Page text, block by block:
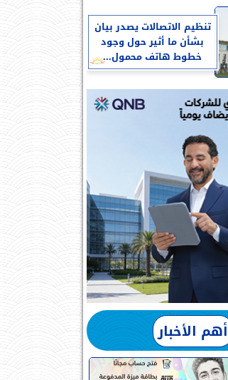
تنظيم الاتصالات يصدر بيان
بشأن ما أثير حول وجود
خطوط هاتف محمول...
أهم الأخبار